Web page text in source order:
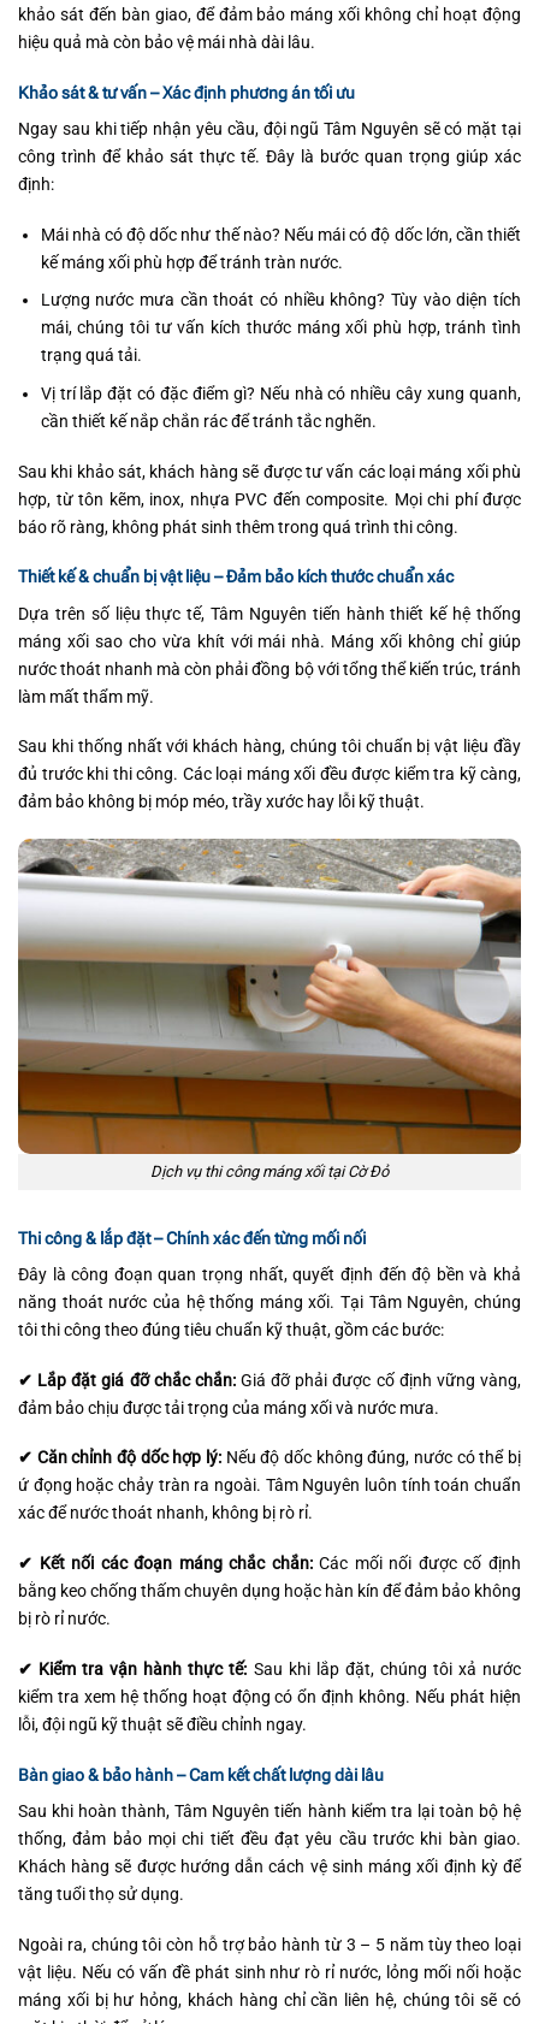
khảo sát đến bàn giao, để đảm bảo máng xối không chỉ hoạt động
hiệu quả mà còn bảo vệ mái nhà dài lâu.
Khảo sát & tư vấn – Xác định phương án tối ưu
Ngay sau khi tiếp nhận yêu cầu, đội ngũ Tâm Nguyên sẽ có mặt tại
công trình để khảo sát thực tế. Đây là bước quan trọng giúp xác
định:
Mái nhà có độ dốc như thế nào? Nếu mái có độ dốc lớn, cần thiết
kế máng xối phù hợp để tránh tràn nước.
Lượng nước mưa cần thoát có nhiều không? Tùy vào diện tích
mái, chúng tôi tư vấn kích thước máng xối phù hợp, tránh tình
trạng quá tải.
Vị trí lắp đặt có đặc điểm gì? Nếu nhà có nhiều cây xung quanh,
cần thiết kế nắp chắn rác để tránh tắc nghẽn.
Sau khi khảo sát, khách hàng sẽ được tư vấn các loại máng xối phù
hợp, từ tôn kẽm, inox, nhựa PVC đến composite. Mọi chi phí được
báo rõ ràng, không phát sinh thêm trong quá trình thi công.
Thiết kế & chuẩn bị vật liệu – Đảm bảo kích thước chuẩn xác
Dựa trên số liệu thực tế, Tâm Nguyên tiến hành thiết kế hệ thống
máng xối sao cho vừa khít với mái nhà. Máng xối không chỉ giúp
nước thoát nhanh mà còn phải đồng bộ với tổng thể kiến trúc, tránh
làm mất thẩm mỹ.
Sau khi thống nhất với khách hàng, chúng tôi chuẩn bị vật liệu đầy
đủ trước khi thi công. Các loại máng xối đều được kiểm tra kỹ càng,
đảm bảo không bị móp méo, trầy xước hay lỗi kỹ thuật.
Dịch vụ thi công máng xối tại Cờ Đỏ
Thi công & lắp đặt – Chính xác đến từng mối nối
Đây là công đoạn quan trọng nhất, quyết định đến độ bền và khả
năng thoát nước của hệ thống máng xối. Tại Tâm Nguyên, chúng
tôi thi công theo đúng tiêu chuẩn kỹ thuật, gồm các bước:
✔ Lắp đặt giá đỡ chắc chắn:Giá đỡ phải được cố định vững vàng,
đảm bảo chịu được tải trọng của máng xối và nước mưa.
✔ Căn chỉnh độ dốc hợp lý: Nếu độ dốc không đúng, nước có thể bị
ứ đọng hoặc chảy tràn ra ngoài. Tâm Nguyên luôn tính toán chuẩn
xác để nước thoát nhanh, không bị rò rỉ.
✔ Kết nối các đoạn máng chắc chắn:Các mối nối được cố định
bằng keo chống thấm chuyên dụng hoặc hàn kín để đảm bảo không
bị rò rỉ nước.
✔ Kiểm tra vận hành thực tế: Sau khi lắp đặt, chúng tôi xả nước
kiểm tra xem hệ thống hoạt động có ổn định không. Nếu phát hiện
lỗi, đội ngũ kỹ thuật sẽ điều chỉnh ngay.
Bàn giao & bảo hành – Cam kết chất lượng dài lâu
Sau khi hoàn thành, Tâm Nguyên tiến hành kiểm tra lại toàn bộ hệ
thống, đảm bảo mọi chi tiết đều đạt yêu cầu trước khi bàn giao.
Khách hàng sẽ được hướng dẫn cách vệ sinh máng xối định kỳ để
tăng tuổi thọ sử dụng.
Ngoài ra, chúng tôi còn hỗ trợ bảo hành từ 3 – 5 năm tùy theo loại
vật liệu. Nếu có vấn đề phát sinh như rò rỉ nước, lỏng mối nối hoặc
máng xối bị hư hỏng, khách hàng chỉ cần liên hệ, chúng tôi sẽ có